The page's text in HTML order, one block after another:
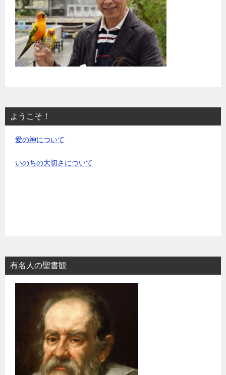
ようこそ！
愛の神について
いのちの大切さについて
有名人の聖書観